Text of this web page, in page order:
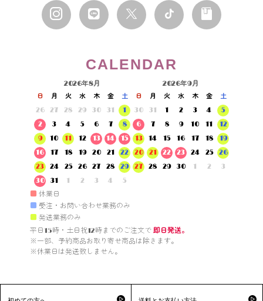
CALENDAR
2026年8月
日 月 火 水 木 金
土
26
27 28 29 30 31
1
2
3 4 5 6 7
8
9
10 11 12 13 14
15
16
17 18 19 20 21
22
23
24 25 26 27 28
29
30
31 1 2 3 4 5
2026年9月
日 月 火 水 木 金
土
30
31 1 2 3 4
5
6
7 8 9 10 11
12
13
14 15 16 17 18
19
20
21 22 23 24 25
26
27
28 29 30 1 2 3
■ 休業日
■ 受注・お問い合わせ業務のみ
■ 発送業務のみ
平日15時・土日祝12時までのご注文で 即日発送。
※一部、予約商品お取り寄せ商品は除きます。
※休業日は発送致しません。